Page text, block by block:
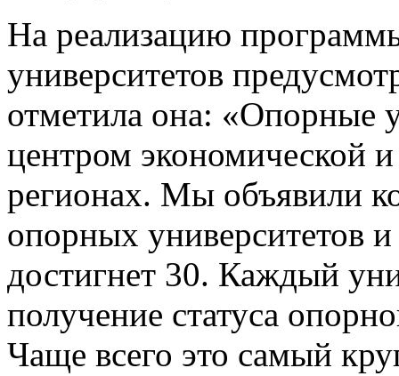
На реализацию
университетов
отметила она: «Опорные
центром экономической
регионах. Мы объявили
опорных университетов
достигнет 30. Каждый
получение статуса
Чаще всего это самый